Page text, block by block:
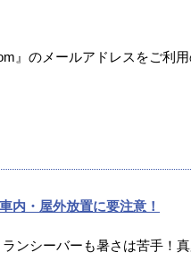
』のメールアドレスをご利
内・屋外放置に要注意！
ンシーバーも暑さは苦手！